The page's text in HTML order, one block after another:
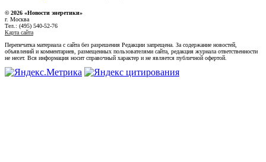
© 2026 «Новости энеретики»
г. Москва
Тел.: (495) 540-52-76
Карта сайта
Перепечатка материала с сайта без разрешения Редакции запрещена. За содержание новостей,
объявлений и комментариев, размещенных пользователями сайта, редакция журнала ответственности
не несет. Вся информация носит справочный характер и не является публичной офертой.